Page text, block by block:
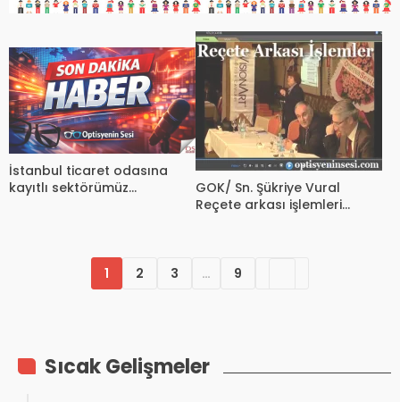
İstanbul ticaret odasına
kayıtlı sektörümüz
GOK/ Sn. Şükriye Vural
Reçete arkası işlemleri
1 2 3 … 9
Sıcak Gelişmeler